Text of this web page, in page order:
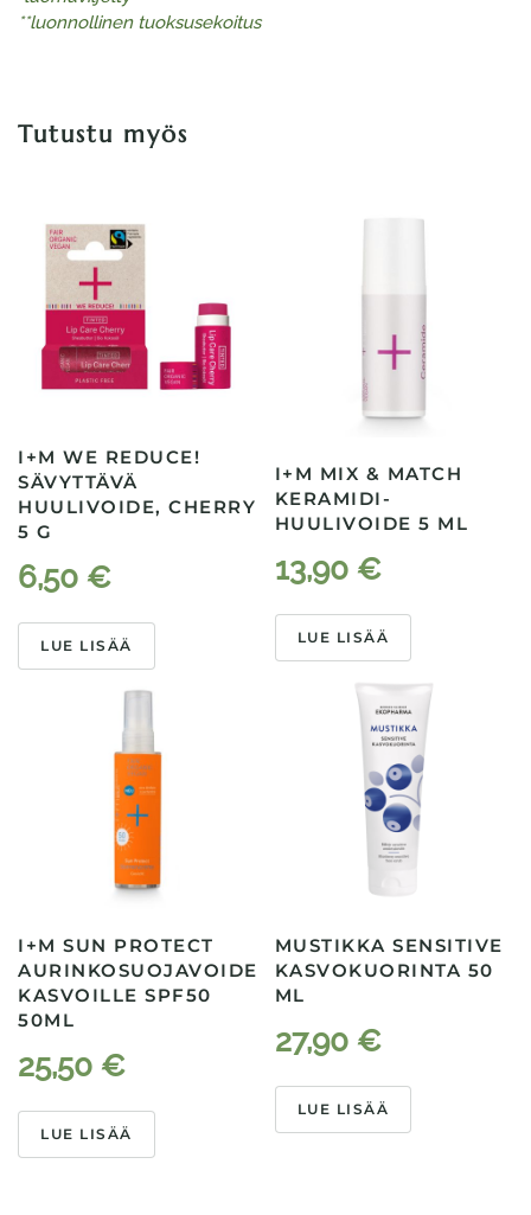
**luonnollinen tuoksusekoitus
Tutustu myös
I+M WE REDUCE!
SÄVYTTÄVÄ
HUULIVOIDE, CHERRY
5 G
6,50 €
LUE LISÄÄ
I+M MIX & MATCH
KERAMIDI-
HUULIVOIDE 5 ML
13,90 €
LUE LISÄÄ
I+M SUN PROTECT
AURINKOSUOJAVOIDE
KASVOILLE SPF50
50ML
25,50 €
LUE LISÄÄ
MUSTIKKA SENSITIVE
KASVOKUORINTA 50
ML
27,90 €
LUE LISÄÄ